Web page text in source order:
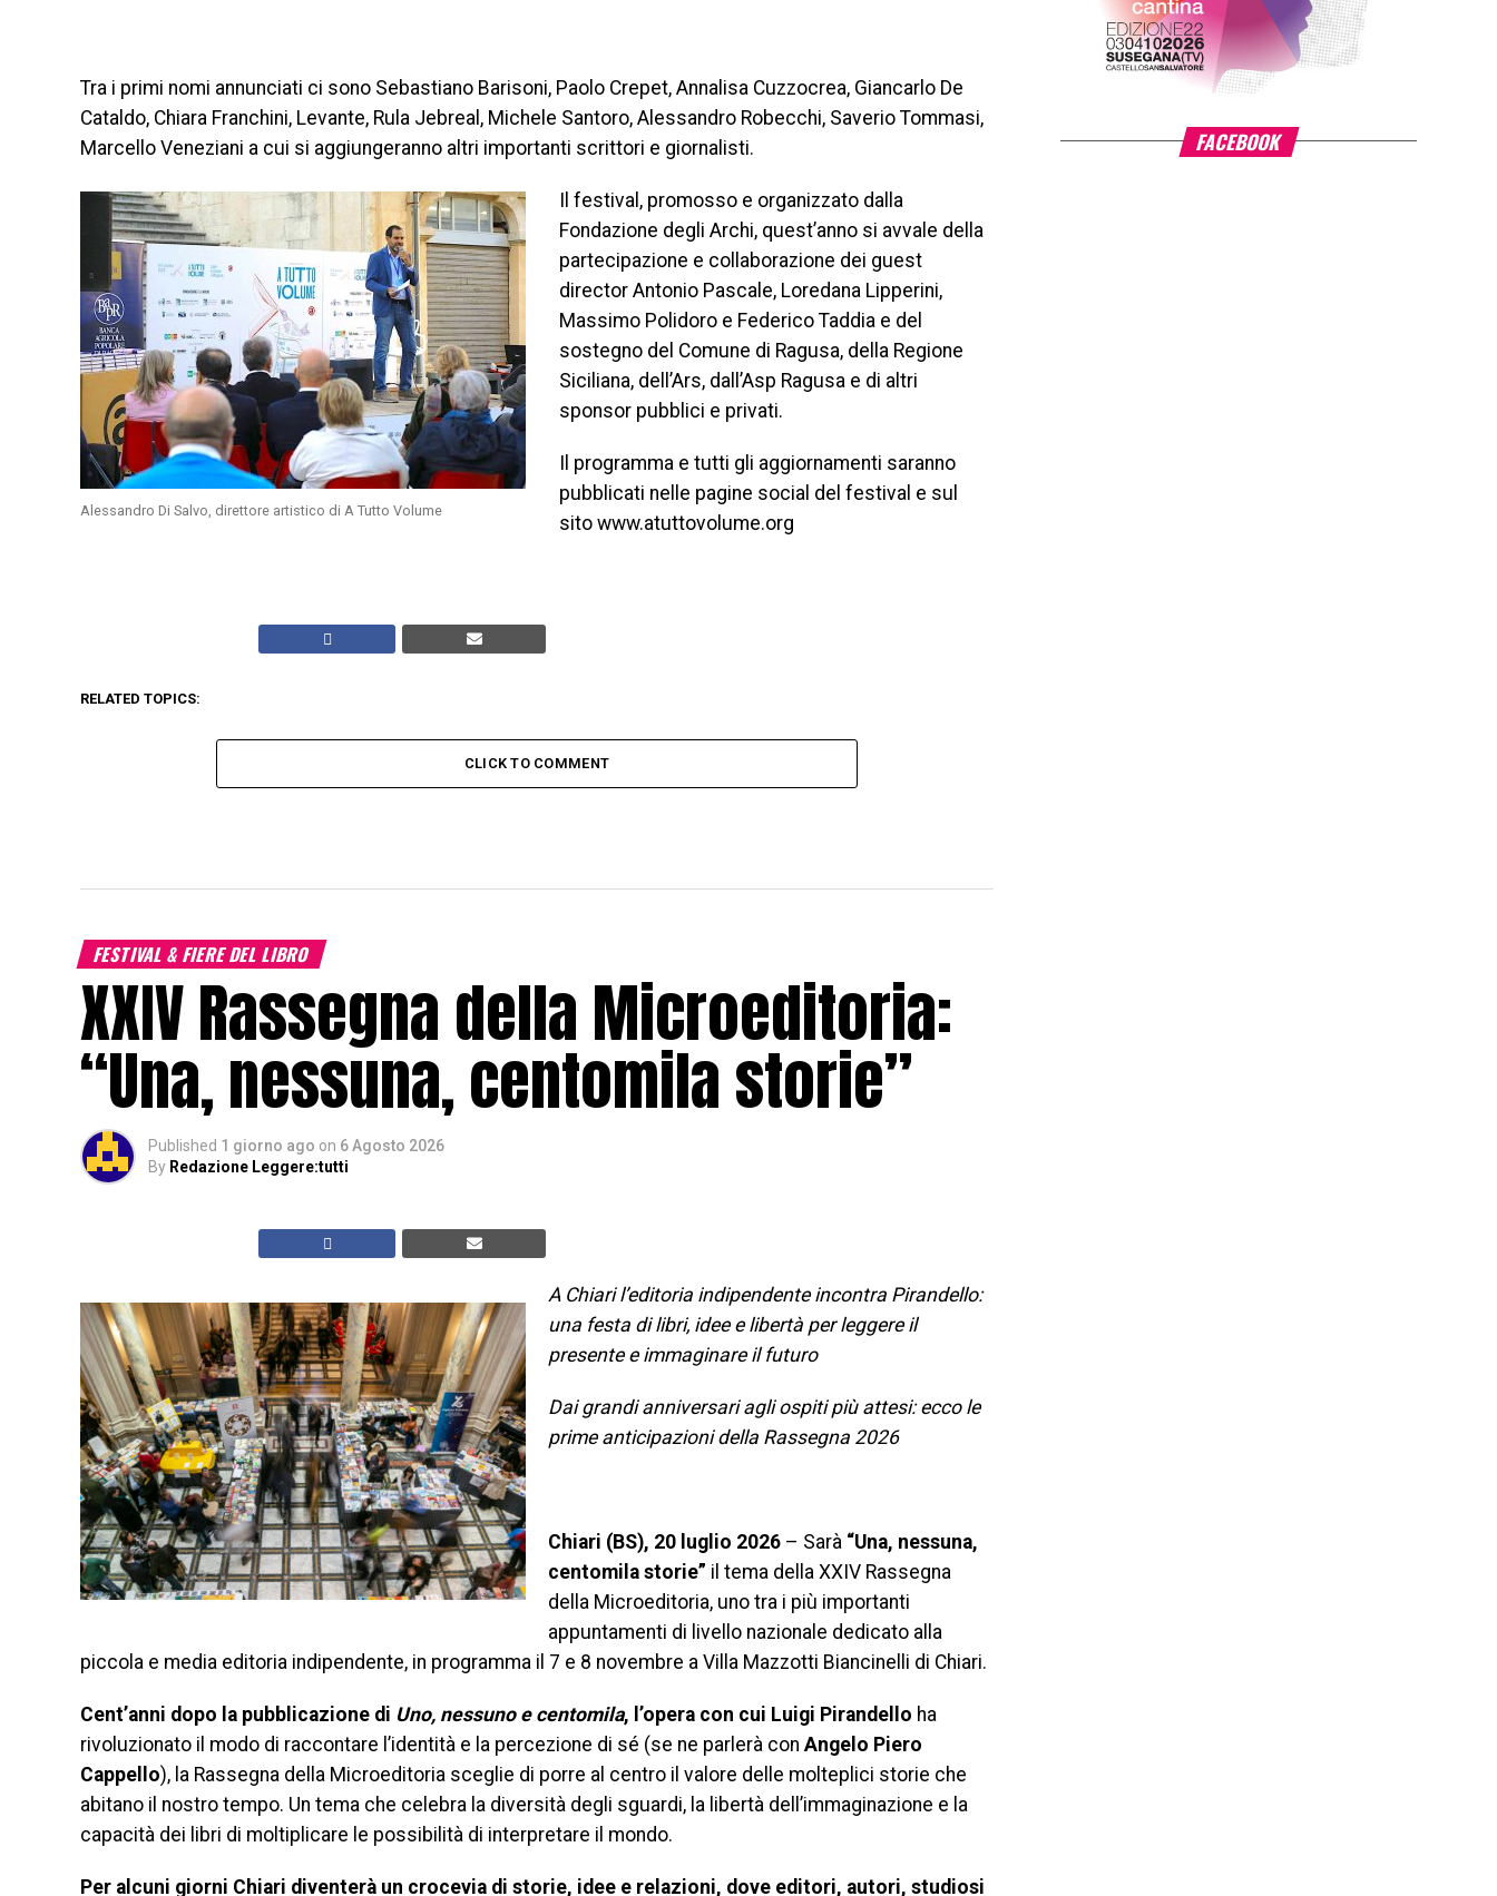
Tra i primi nomi annunciati ci sono Sebastiano Barisoni, Paolo Crepet, Annalisa Cuzzocrea, Giancarlo De
Cataldo, Chiara Franchini, Levante, Rula Jebreal, Michele Santoro, Alessandro Robecchi, Saverio Tommasi,
Marcello Veneziani a cui si aggiungeranno altri importanti scrittori e giornalisti.
Alessandro Di Salvo, direttore artistico di A Tutto Volume
Il festival, promosso e organizzato dalla
Fondazione degli Archi, quest’anno si avvale della
partecipazione e collaborazione dei guest
director Antonio Pascale, Loredana Lipperini,
Massimo Polidoro e Federico Taddia e del
sostegno del Comune di Ragusa, della Regione
Siciliana, dell’Ars, dall’Asp Ragusa e di altri
sponsor pubblici e privati.
Il programma e tutti gli aggiornamenti saranno
pubblicati nelle pagine social del festival e sul
sito www.atuttovolume.org
RELATED TOPICS:
CLICK TO COMMENT
FESTIVAL & FIERE DEL LIBRO
XXIV Rassegna della Microeditoria:
“Una, nessuna, centomila storie”
Published 1 giorno ago on 6 Agosto 2026
By Redazione Leggere:tutti
A Chiari l’editoria indipendente incontra Pirandello:
una festa di libri, idee e libertà per leggere il
presente e immaginare il futuro
Dai grandi anniversari agli ospiti più attesi: ecco le
prime anticipazioni della Rassegna 2026
Chiari (BS), 20 luglio 2026 – Sarà “Una, nessuna,
centomila storie” il tema della XXIV Rassegna
della Microeditoria, uno tra i più importanti
appuntamenti di livello nazionale dedicato alla
piccola e media editoria indipendente, in programma il 7 e 8 novembre a Villa Mazzotti Biancinelli di Chiari.
Cent’anni dopo la pubblicazione di Uno, nessuno e centomila, l’opera con cui Luigi Pirandello ha
rivoluzionato il modo di raccontare l’identità e la percezione di sé (se ne parlerà con Angelo Piero
Cappello), la Rassegna della Microeditoria sceglie di porre al centro il valore delle molteplici storie che
abitano il nostro tempo. Un tema che celebra la diversità degli sguardi, la libertà dell’immaginazione e la
capacità dei libri di moltiplicare le possibilità di interpretare il mondo.
Per alcuni giorni Chiari diventerà un crocevia di storie, idee e relazioni, dove editori, autori, studiosi
FACEBOOK